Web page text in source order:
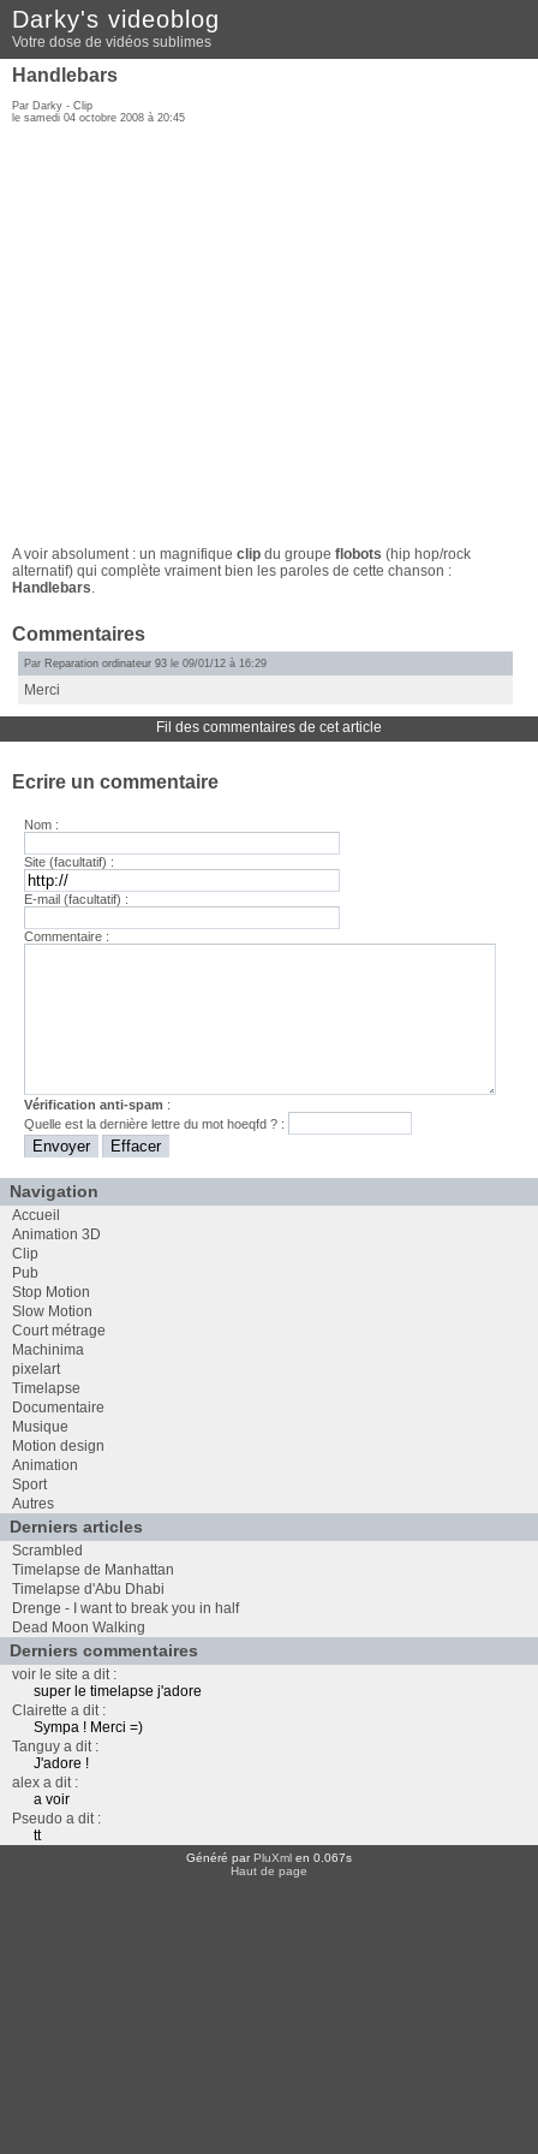
Darky's videoblog
Votre dose de vidéos sublimes
Handlebars
Par Darky - Clip
le samedi 04 octobre 2008 à 20:45
A voir absolument : un magnifique clip du groupe flobots (hip hop/rock
alternatif) qui complète vraiment bien les paroles de cette chanson :
Handlebars.
Commentaires
Par Reparation ordinateur 93 le 09/01/12 à 16:29
Merci
Fil des commentaires de cet article
Ecrire un commentaire
Nom :
Site (facultatif) :
E-mail (facultatif) :
Commentaire :
Vérification anti-spam :
Quelle est ladernière lettre du mothoeqfd ? :
Navigation
Accueil
Animation 3D
Clip
Pub
Stop Motion
Slow Motion
Court métrage
Machinima
pixelart
Timelapse
Documentaire
Musique
Motion design
Animation
Sport
Autres
Derniers articles
Scrambled
Timelapse de Manhattan
Timelapse d'Abu Dhabi
Drenge - I want to break you in half
Dead Moon Walking
Derniers commentaires
voir le site a dit :
super le timelapse j'adore
Clairette a dit :
Sympa ! Merci =)
Tanguy a dit :
J'adore !
alex a dit :
a voir
Pseudo a dit :
tt
Généré parPluXml en 0.067s
Haut de page